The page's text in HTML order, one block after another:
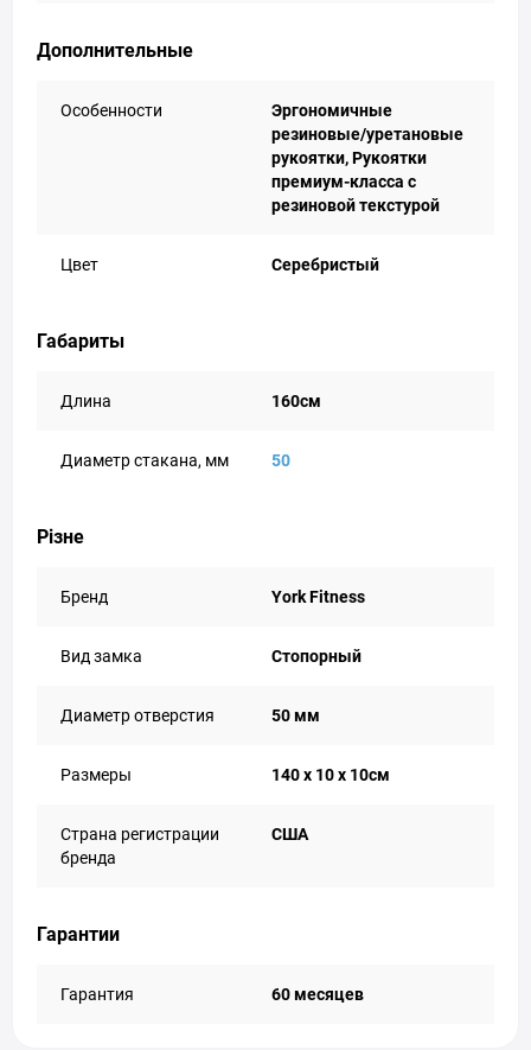
Дополнительные
Особенности
Эргономичные
резиновые/уретановые
рукоятки, Рукоятки
премиум-класса с
резиновой текстурой
Цвет Серебристый
Габариты
Длина 160см
Диаметр стакана, мм 50
Різне
Бренд York Fitness
Вид замка Стопорный
Диаметр отверстия 50 мм
Размеры 140 х 10 х 10см
Страна регистрации
бренда
США
Гарантии
Гарантия 60 месяцев